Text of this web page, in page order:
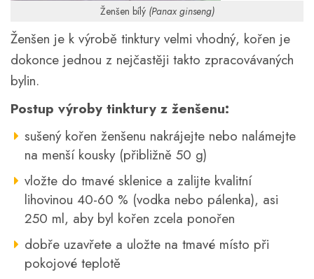
Ženšen bílý (Panax ginseng)
Ženšen je k výrobě tinktury velmi vhodný, kořen je
dokonce jednou z nejčastěji takto zpracovávaných
bylin.
Postup výroby tinktury z ženšenu:
sušený kořen ženšenu nakrájejte nebo nalámejte
na menší kousky (přibližně 50 g)
vložte do tmavé sklenice a zalijte kvalitní
lihovinou 40-60 % (vodka nebo pálenka), asi
250 ml, aby byl kořen zcela ponořen
dobře uzavřete a uložte na tmavé místo při
pokojové teplotě